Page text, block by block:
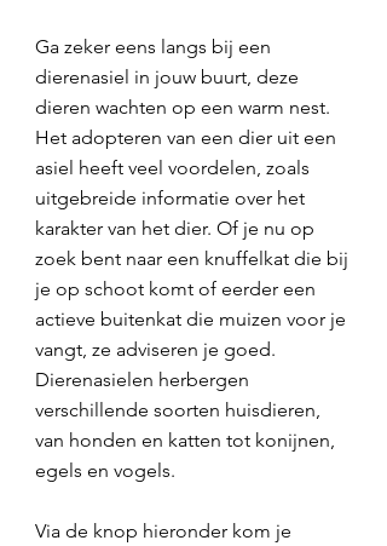
Ga zeker eens langs bij een
dierenasiel in jouw buurt, deze
dieren wachten op een warm nest.
Het adopteren van een dier uit een
asiel heeft veel voordelen, zoals
uitgebreide informatie over het
karakter van het dier. Of je nu op
zoek bent naar een knuffelkat die bij
je op schoot komt of eerder een
actieve buitenkat die muizen voor je
vangt, ze adviseren je goed.
Dierenasielen herbergen
verschillende soorten huisdieren,
van honden en katten tot konijnen,
egels en vogels.
Via de knop hieronder kom je